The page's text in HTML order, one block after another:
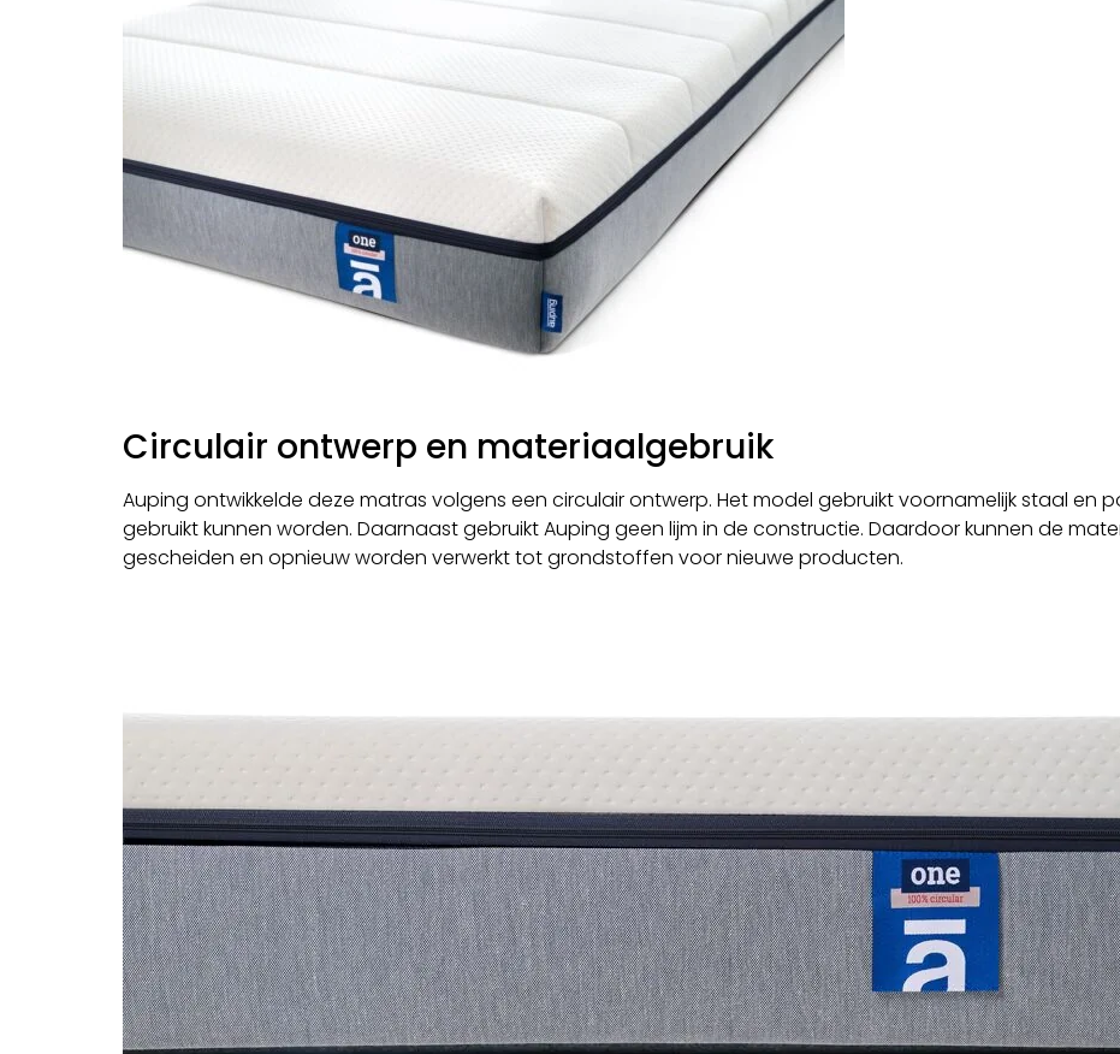
Circulair ontwerp en materiaalgebruik
Auping ontwikkelde deze matras volgens een circulair ontwerp. Het model gebruikt voornamelijk staal en
gebruikt kunnen worden. Daarnaast gebruikt Auping geen lijm in de constructie. Daardoor kunnen de
gescheiden en opnieuw worden verwerkt tot grondstoffen voor nieuwe producten.